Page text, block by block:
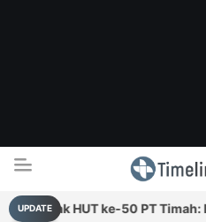
Timelines.id
Media Literasi, Sejarah &
UPDATEHUT ke-50 PT Timah: